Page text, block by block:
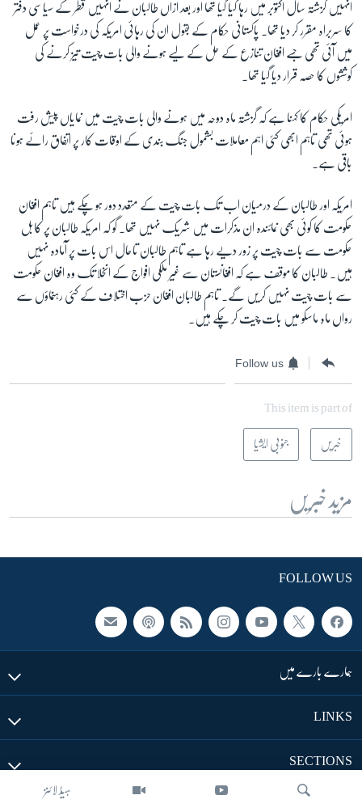
ہیڈ لائنز
انہیں گزشتہ سال اکتوبر میں رہا کیا گیا تھا اور بعد ازاں طالبان نے انہیں قطر کے سیاسی دفتر
کا سربراہ مقرر کر دیا تھا۔ پاکستانی حکام کے بقول ان کی رہائی امریکہ کی درخواست پر عمل
میں آئی تھی جسے افغان تنازع کے حل کے لیے ہونے والی بات چیت تیز کرنے کی
کوششوں کا حصہ قرار دیا گیا تھا۔
امریکی حکام کا کہنا ہے کہ گزشتہ ماہ دوحہ میں ہونے والی بات چیت میں نمایاں پیش رفت
ہوئی تھی تاہم ابھی کئی اہم معاملات بشمول جنگ بندی کے اوقات کار پر اتفاق رائے ہونا
باقی ہے۔
امریکہ اور طالبان کے درمیان اب تک بات چیت کے متعدد دور ہو چکے ہیں تاہم افغان
حکومت کا کوئی بھی نمائندہ ان مذکرات میں شریک نہیں تھا۔ گو کہ امریکہ طالبان پر کابل
حکومت سے بات چیت پر زور دیے رہا ہے تاہم طالبان تاحال اس بات پر آمادہ نہیں
ہیں۔ طالبان کا موقف ہے کہ افغانستان سے غیر ملکی افواج کے انخلا تک وہ افغان حکومت
سے بات چیت نہیں کریں گے۔ تاہم طالبان افغان حزب اختلاف کے کئی رہنماؤں سے
رواں ماہ ماسکو میں بات چیت کر چکے ہیں۔
Follow us
This item is part of
خبریں جنوبی ایشیا
مزید خبریں
FOLLOW US
ہمارے بارے میں
LINKS
SECTIONS